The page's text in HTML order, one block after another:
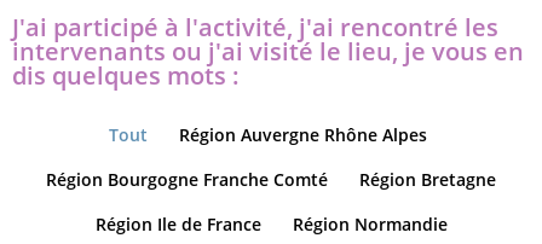
J'ai participé à l'activité, j'ai rencontré les
intervenants ou j'ai visité le lieu, je vous en
dis quelques mots :
Tout
Région Auvergne Rhône Alpes
Région Bourgogne Franche Comté
Région Bretagne
Région Ile de France
Région Normandie